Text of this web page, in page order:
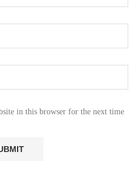
in this browser for the next time